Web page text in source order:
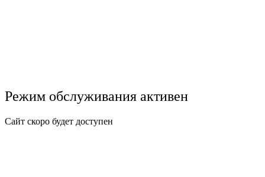
Режим обслуживания активен
Сайт скоро будет доступен